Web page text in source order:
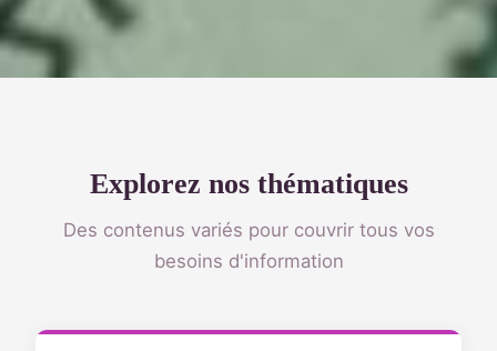
Explorez nos thématiques
Des contenus variés pour couvrir tous vos
besoins d'information